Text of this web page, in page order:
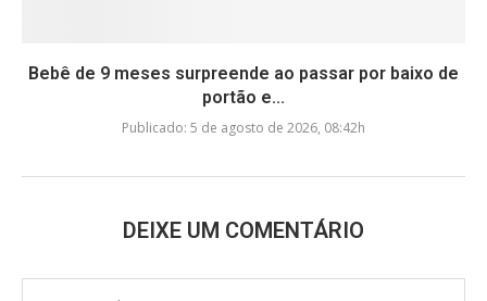
Bebê de 9 meses surpreende ao passar por baixo de
portão e...
Publicado: 5 de agosto de 2026, 08:42h
DEIXE UM COMENTÁRIO